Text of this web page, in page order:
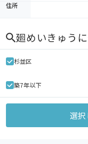
住所
廻めいきゅう
杉並区
築7年以下
選